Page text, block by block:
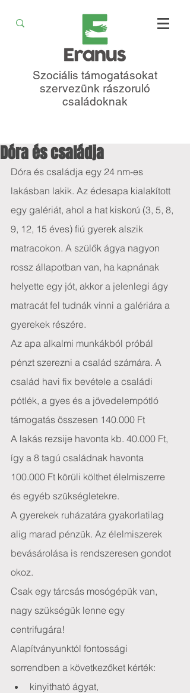
Szociális támogatásokat
szervezünk rászoruló
családoknak
Dóra és családja
Dóra és családja egy 24 nm-es
lakásban lakik. Az édesapa kialakított
egy galériát, ahol a hat kiskorú (3, 5, 8,
9, 12, 15 éves) fiú gyerek alszik
matracokon. A szülők ágya nagyon
rossz állapotban van, ha kapnának
helyette egy jót, akkor a jelenlegi ágy
matracát fel tudnák vinni a galériára a
gyerekek részére.
Az apa alkalmi munkákból próbál
pénzt szerezni a család számára. A
család havi fix bevétele a családi
pótlék, a gyes és a jövedelempótló
támogatás összesen 140.000 Ft
A lakás rezsije havonta kb. 40.000 Ft,
így a 8 tagú családnak havonta
100.000 Ft körüli költhet élelmiszerre
és egyéb szükségletekre.
A gyerekek ruházatára gyakorlatilag
alig marad pénzük. Az élelmiszerek
bevásárolása is rendszeresen gondot
okoz.
Csak egy tárcsás mosógépük van,
nagy szükségük lenne egy
centrifugára!
Alapítványunktól fontossági
sorrendben a következőket kérték:
kinyitható ágyat,